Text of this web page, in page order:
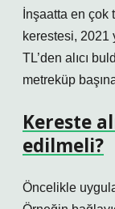
İnşaatta en
kerestesi, 2021
TL’den alıcı
metreküp
Kereste
edilmeli?
Öncelikle